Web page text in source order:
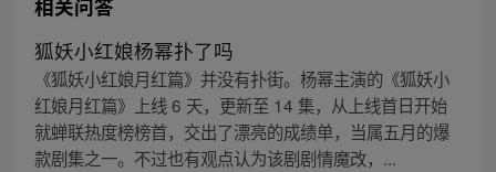
相关问答
狐妖小红娘杨幂扑了吗
《狐妖小红娘月红篇》并没有扑街。杨幂主演的《狐妖小
红娘月红篇》上线 6 天，更新至 14 集，从上线首日开始
就蝉联热度榜榜首，交出了漂亮的成绩单，当属五月的爆
款剧集之一。不过也有观点认为该剧剧情魔改，...